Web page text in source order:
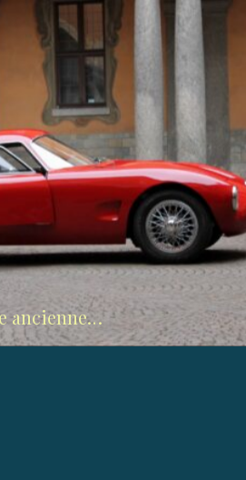
ancienne…